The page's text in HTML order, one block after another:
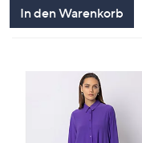
In den Warenkorb